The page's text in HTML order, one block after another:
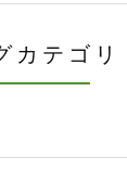
カテゴリ